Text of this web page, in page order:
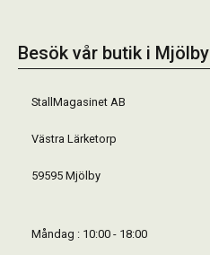
Besök vår butik i Mjölby
StallMagasinet AB
Västra Lärketorp
59595 Mjölby
Måndag : 10:00 - 18:00